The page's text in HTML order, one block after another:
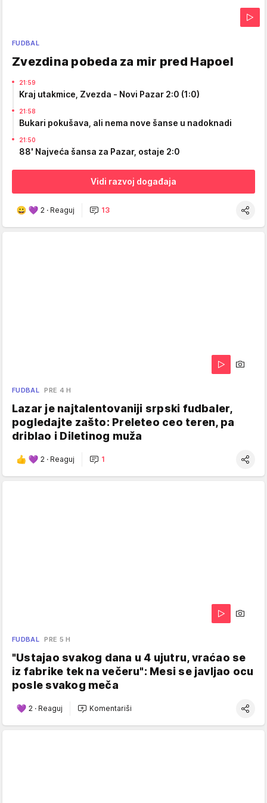
FUDBAL
Zvezdina pobeda za mir pred Hapoel
21:59
Kraj utakmice, Zvezda - Novi Pazar 2:0 (1:0)
21:58
Bukari pokušava, ali nema nove šanse u nadoknadi
21:50
88' Najveća šansa za Pazar, ostaje 2:0
Vidi razvoj događaja
2 · Reaguj 13
FUDBAL PRE 4 H
Lazar je najtalentovaniji srpski fudbaler,
pogledajte zašto: Preleteo ceo teren, pa
driblao i Diletinog muža
2 · Reaguj 1
FUDBAL PRE 5 H
"Ustajao svakog dana u 4 ujutru, vraćao se
iz fabrike tek na večeru": Mesi se javljao ocu
posle svakog meča
2 · Reaguj Komentariši